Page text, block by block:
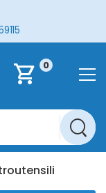
shopping_cart 0